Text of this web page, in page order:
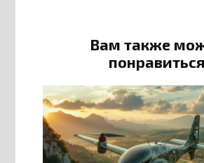
Вам также
понравиться